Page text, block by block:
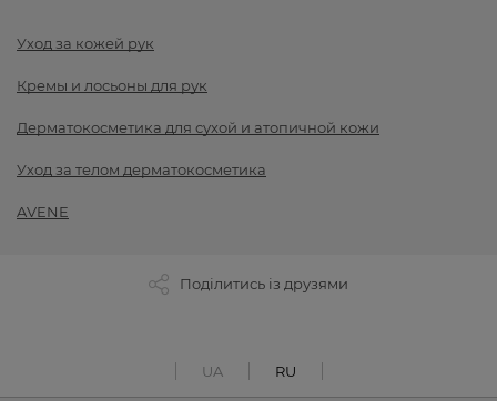
Уход за кожей рук
Кремы и лосьоны для рук
Дерматокосметика для сухой и атопичной кожи
Уход за телом дерматокосметика
AVENE
Поділитись із друзями
UA RU